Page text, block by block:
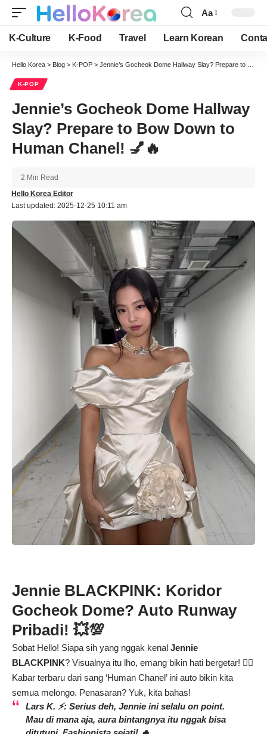
Font
Resizer
Aa
K-Culture K-Food Travel Learn Korean
Hello Korea > Blog > K-POP > Jennie’s Gocheok Dome Hallway Slay? Prepare to Bow Down to Human Chanel! 💅🔥
K-POP
Jennie’s Gocheok Dome Hallway
Slay? Prepare to Bow Down to
Human Chanel! 💅🔥
Last updated: 2025-12-25 10:11 am
Hello Korea Editor
2 Min Read
Jennie BLACKPINK: Koridor
Gocheok Dome? Auto Runway
Pribadi! 💥💯
Sobat Hello! Siapa sih yang nggak kenal Jennie
BLACKPINK? Visualnya itu lho, emang bikin hati bergetar! ❤️‍🔥
Kabar terbaru dari sang ‘Human Chanel’ ini auto bikin kita
semua melongo. Penasaran? Yuk, kita bahas!
Lars K. ⚡: Serius deh, Jennie ini selalu on point.
Mau di mana aja, aura bintangnya itu nggak bisa